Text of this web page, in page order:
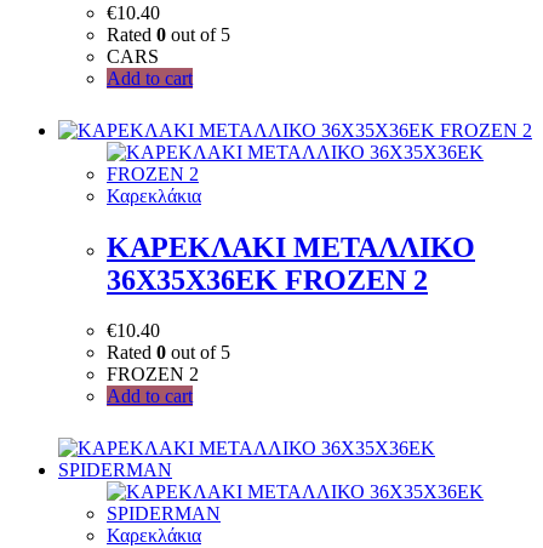
€10.40
Rated 0 out of 5
CARS
Add to cart
Καρεκλάκια
ΚΑΡΕΚΛΑΚΙ ΜΕΤΑΛΛΙΚΟ
36Χ35Χ36ΕΚ FROZEN 2
€10.40
Rated 0 out of 5
FROZEN 2
Add to cart
Καρεκλάκια